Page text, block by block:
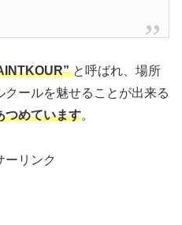
と呼ばれ、場所
ールを魅せることが出来る
つめています。
ーリンク